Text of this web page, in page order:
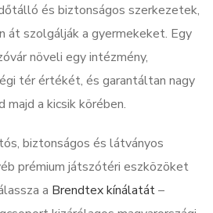
és biztonságos szerkezetek,
át szolgálják a gyermekeket. Egy
növeli egy intézmény,
tér értékét, és garantáltan nagy
majd a kicsik körében.
biztonságos és látványos
prémium játszótéri eszközöket
a Brendtex kínálatát–